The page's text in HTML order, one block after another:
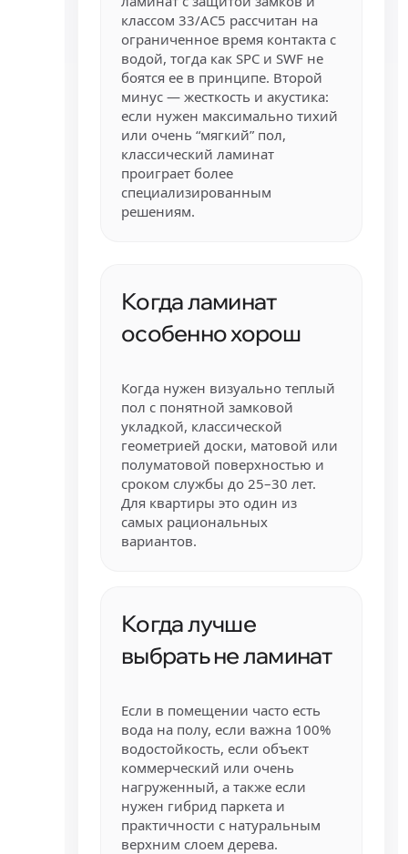
классом 33/AC5 рассчитан на
ограниченное время контакта с
водой, тогда как SPC и SWF не
боятся ее в принципе. Второй
минус — жесткость и акустика:
если нужен максимально тихий
или очень “мягкий” пол,
классический ламинат
проиграет более
специализированным
решениям.
Когда ламинат
особенно хорош
Когда нужен визуально теплый
пол с понятной замковой
укладкой, классической
геометрией доски, матовой или
полуматовой поверхностью и
сроком службы до 25–30 лет.
Для квартиры это один из
самых рациональных
вариантов.
Когда лучше
выбрать не ламинат
Если в помещении часто есть
вода на полу, если важна 100%
водостойкость, если объект
коммерческий или очень
нагруженный, а также если
нужен гибрид паркета и
практичности с натуральным
верхним слоем дерева.